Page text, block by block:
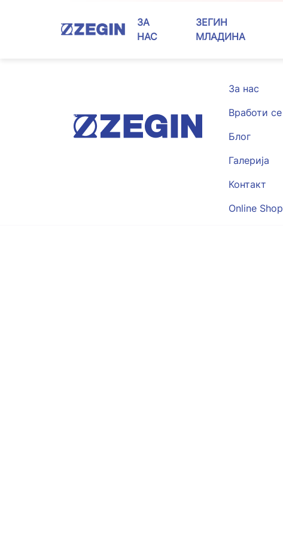
ЗА
НАС
ЗЕГИН
МЛАДИНА
За нас
Вработи се
Блог
Галерија
Контакт
Online Shop